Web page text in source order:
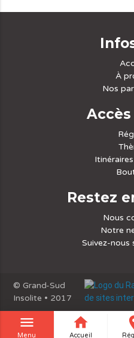
À
Nos
Restez
Nous
Notre
Suivez-nous
© Grand-Sud
Insolite • 2017
menu
Menu
home
Accueil